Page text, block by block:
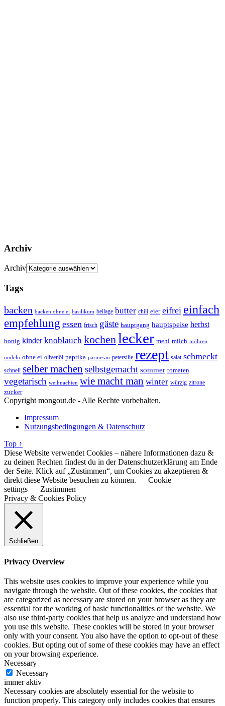
Archiv
Archiv
Tags
backen backen ohne ei basilikum beilage butter chili eier eifrei einfach
empfehlung essen frisch gäste hauptgang hauptspeise herbst
honig kinder knoblauch kochenlecker mehl milch möhren
nudeln ohne ei olivenöl paprika parmesan petersilie rezept salat schmeckt
schnell selber machen selbstgemacht sommer tomaten
vegetarisch weihnachten wie macht man winter würzig zitrone
zucker
Copyright mongout.de - Alle Rechte vorbehalten.
Impressum
Nutzungsbedingungen & Datenschutz
Top ↑
Diese Website verwendet Cookies – nähere Informationen dazu &
zu deinen Rechten findest du in der Datenschutzerklärung am Ende
der Seite. Klick auf „Zustimmen“, um Cookies zu akzeptieren &
direkt diese Website besuchen zu können.
Cookie
settings
Zustimmen
Privacy & Cookies Policy
Schließen
Privacy Overview
This website uses cookies to improve your experience while you
navigate through the website. Out of these cookies, the cookies that
are categorized as necessary are stored on your browser as they are
essential for the working of basic functionalities of the website. We
also use third-party cookies that help us analyze and understand how
you use this website. These cookies will be stored in your browser
only with your consent. You also have the option to opt-out of these
cookies. But opting out of some of these cookies may have an effect
on your browsing experience.
Necessary
Necessary
immer aktiv
Necessary cookies are absolutely essential for the website to
function properly. This category only includes cookies that ensures